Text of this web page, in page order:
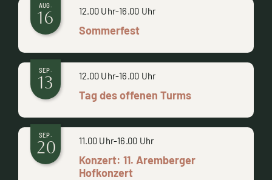
AUG.
16 12.00 Uhr-16.00 Uhr
Sommerfest
SEP.
13 12.00 Uhr-16.00 Uhr
Tag des offenen Turms
SEP.
20 11.00 Uhr-16.00 Uhr
Konzert: 11. Aremberger
Hofkonzert